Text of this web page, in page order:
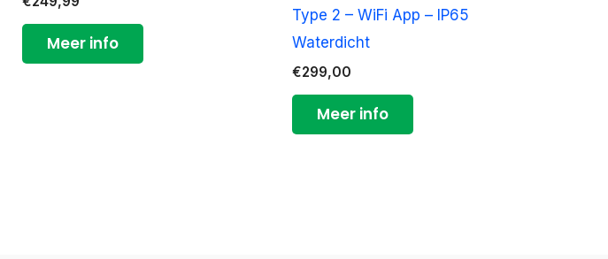
Meer info
Type 2 – WiFi App – IP65
Waterdicht
€299,00
Meer info